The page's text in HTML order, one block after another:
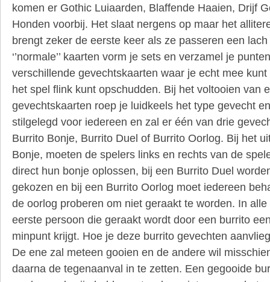
komen er Gothic Luiaarden, Blaffende Haaien, Drijf
Honden voorbij. Het slaat nergens op maar het
brengt zeker de eerste keer als ze passeren een
‘’normale’’ kaarten vorm je sets en verzamel je
verschillende gevechtskaarten waar je echt mee
het spel flink kunt opschudden. Bij het voltooien van
gevechtskaarten roep je luidkeels het type gevecht
stilgelegd voor iedereen en zal er één van drie
Burrito Bonje, Burrito Duel of Burrito Oorlog. Bij het
Bonje, moeten de spelers links en rechts van de
direct hun bonje oplossen, bij een Burrito Duel
gekozen en bij een Burrito Oorlog moet iedereen
de oorlog proberen om niet geraakt te worden. In
eerste persoon die geraakt wordt door een burrito
minpunt krijgt. Hoe je deze burrito gevechten
De ene zal meteen gooien en de andere wil
daarna de tegenaanval in te zetten. Een gegooide